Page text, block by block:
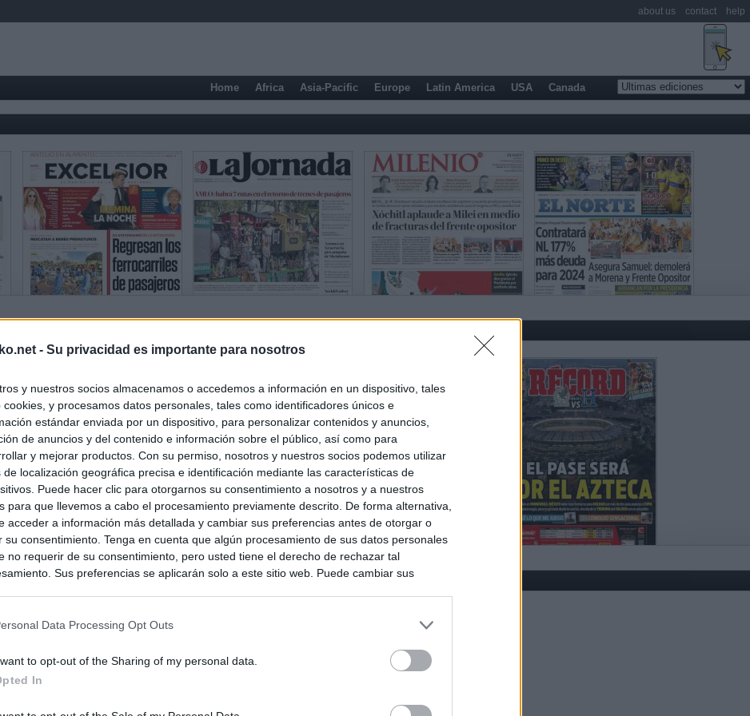
- Su privacidad es importante para nosotros
y nuestros socios almacenamos o accedemos a información en un dispositivo, tales
cookies, y procesamos datos personales, tales como identificadores únicos e
estándar enviada por un dispositivo, para personalizar contenidos y anuncios,
de anuncios y del contenido e información sobre el público, así como para
y mejorar productos. Con su permiso, nosotros y nuestros socios podemos utilizar
de localización geográfica precisa e identificación mediante las características de
Puede hacer clic para otorgarnos su consentimiento a nosotros y a nuestros
para que llevemos a cabo el procesamiento previamente descrito. De forma alternativa,
acceder a información más detallada y cambiar sus preferencias antes de otorgar o
su consentimiento. Tenga en cuenta que algún procesamiento de sus datos personales
no requerir de su consentimiento, pero usted tiene el derecho de rechazar tal
Sus preferencias se aplicarán solo a este sitio web. Puede cambiar sus
Data Processing Opt Outs
to opt-out of the Sharing of my personal data.
In
Home Africa Asia-Pacific Europe Latin America USA Canada
about us contact help